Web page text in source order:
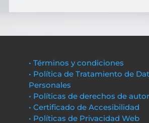
• Términos y condiciones
• Política de Tratamiento de
Personales
• Políticas de derechos de autor
• Certificado de Accesibilidad
• Políticas de Privacidad Web